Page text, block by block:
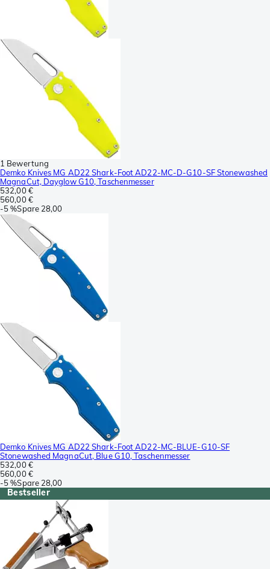
1 Bewertung
Demko Knives MG AD22 Shark-Foot AD22-MC-D-G10-SF Stonewashed
MagnaCut, Dayglow G10, Taschenmesser
532,00 €
560,00 €
-5 %Spare 28,00
Demko Knives MG AD22 Shark-Foot AD22-MC-BLUE-G10-SF
Stonewashed MagnaCut, Blue G10, Taschenmesser
532,00 €
560,00 €
-5 %Spare 28,00
Bestseller